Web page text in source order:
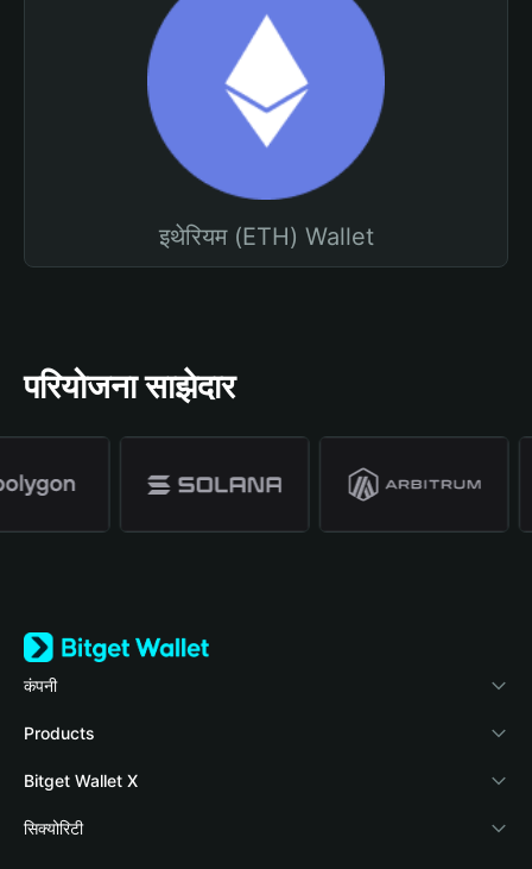
इथेरियम (ETH) Wallet
परियोजना साझेदार
कंपनी
Bitget Wallet के बारे में
ब्लॉग
वॉलेट अकादमी
Products
Crypto Card
Stablecoin Earn
Bitget Wallet X
दस्तावेज़ीकरण
सिक्योरिटी